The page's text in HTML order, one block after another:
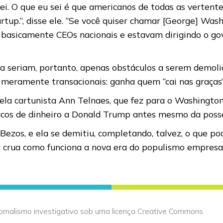
O que eu sei é que americanos de todas as
disse ele. “Se você quiser chamar [George]
CEOs nacionais e estavam dirigindo o
seriam, portanto, apenas obstáculos a serem
transacionais: ganha quem “cai nas
cartunista Ann Telnaes, que fez para o
de dinheiro a Donald Trump antes mesmo da
e ela se demitiu, completando, talvez, o que
como funciona a nova era do populismo
investigativo sob uma licença Creative Commons